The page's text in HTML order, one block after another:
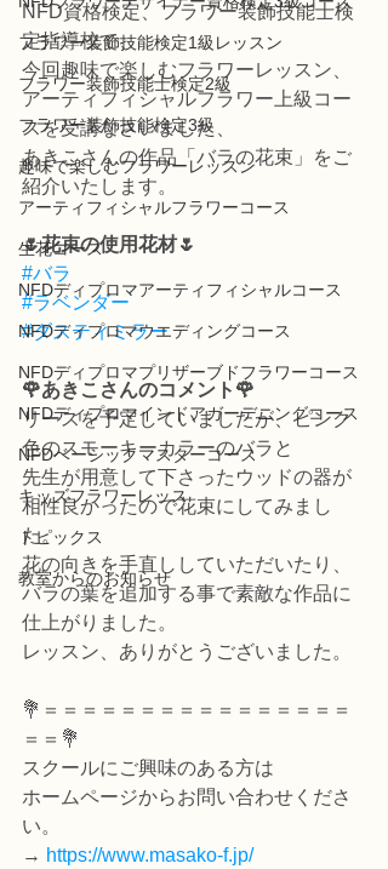
フラワー装飾技能検定1級レッスン
フラワー装飾技能士検定2級
フラワー装飾技能検定3級
趣味で楽しむフラワーレッスン
アーティフィシャルフラワーコース
生花コース
NFDディプロマアーティフィシャルコース
NFDディプロマウエディングコース
NFDディプロマプリザーブドフラワーコース
NFDディプロマインドアガーデニングコース
NFDベーシックマスターコース
キッズフラワーレッス
トピックス
教室からのお知らせ
NFD資格検定、フラワー装飾技能士検
定指導校で、
今回趣味で楽しむフラワーレッスン、
アーティフィシャルフラワー上級コー
スを受講なさいました、
あきこさんの作品「バラの花束」をご
紹介いたします。
🌷花束の使用花材🌷
#バラ
#ラベンダー
#ダスティミラー
🌹あきこさんのコメント🌹
リースを予定していましたが、ピンク
色のスモーキーカラーのバラと
先生が用意して下さったウッドの器が
相性良かったので花束にしてみまし
た。
花の向きを手直ししていただいたり、
バラの葉を追加する事で素敵な作品に
仕上がりました。
レッスン、ありがとうございました。
💐＝＝＝＝＝＝＝＝＝＝＝＝＝＝＝＝
＝＝💐
スクールにご興味のある方は
ホームページからお問い合わせくださ
い。
→ https://www.masako-f.jp/